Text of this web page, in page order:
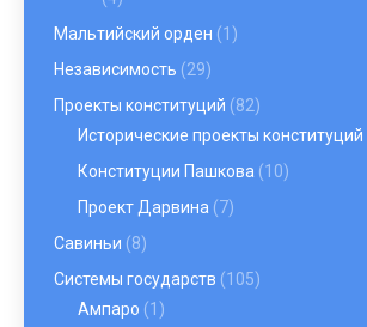
Мальтийский орден (1)
Независимость (29)
Проекты конституций (82)
Исторические проекты конституций
Конституции Пашкова (10)
Проект Дарвина (7)
Савиньи (8)
Системы государств (105)
Ампаро (1)